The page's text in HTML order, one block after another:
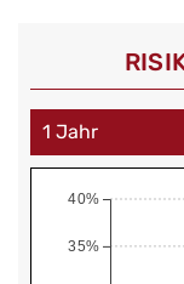
35%
40%